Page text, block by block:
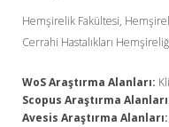
Hemşirelik Fakültesi,
Cerrahi Hastalıkları
WoS Araştırma Alanları:
Scopus Araştırma
Avesis Araştırma Alanları: